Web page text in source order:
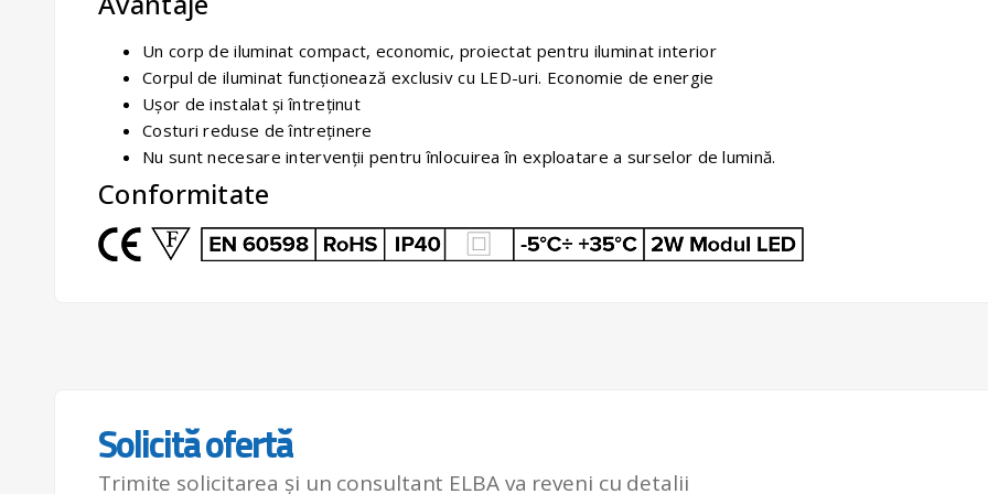
Un corp de iluminat compact, economic, proiectat pentru iluminat interior
Corpul de iluminat funcționează exclusiv cu LED-uri. Economie de energie
Ușor de instalat și întreținut
Costuri reduse de întreținere
Nu sunt necesare intervenţii pentru înlocuirea în exploatare a surselor de lumină.
Conformitate
Solicită ofertă
Trimite solicitarea și un consultant ELBA va reveni cu detalii